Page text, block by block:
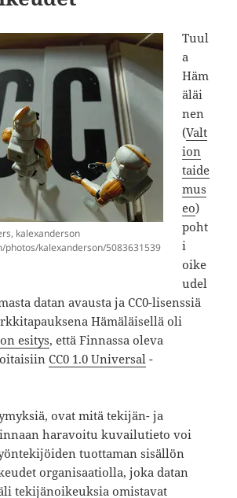
kalexanderson
photos/kalexanderson/5083631539
Tuul
a
Häm
äläi
nen
(Valt
ion
taide
mus
eo)
poht
i
oike
udel
datan avausta ja CC0-lisenssiä
Hämäläisellä oli
esitys, että Finnassa oleva
CC0 1.0 Universal -
ovat mitä tekijän- ja
haravoitu kuvailutieto voi
tuottaman sisällön
organisaatiolla, joka datan
tekijänoikeuksia omistavat